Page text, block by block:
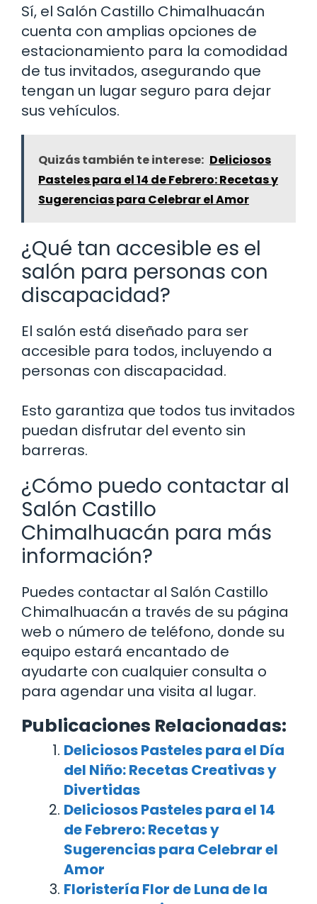
Sí, el Salón Castillo Chimalhuacán
cuenta con amplias opciones de
estacionamiento para la comodidad
de tus invitados, asegurando que
tengan un lugar seguro para dejar
sus vehículos.
Quizás también te interese: Deliciosos
Pasteles para el 14 de Febrero: Recetas y
Sugerencias para Celebrar el Amor
¿Qué tan accesible es el
salón para personas con
discapacidad?
El salón está diseñado para ser
accesible para todos, incluyendo a
personas con discapacidad.
Esto garantiza que todos tus invitados
puedan disfrutar del evento sin
barreras.
¿Cómo puedo contactar al
Salón Castillo
Chimalhuacán para más
información?
Puedes contactar al Salón Castillo
Chimalhuacán a través de su página
web o número de teléfono, donde su
equipo estará encantado de
ayudarte con cualquier consulta o
para agendar una visita al lugar.
Publicaciones Relacionadas:
Deliciosos Pasteles para el Día
del Niño: Recetas Creativas y
Divertidas
Deliciosos Pasteles para el 14
de Febrero: Recetas y
Sugerencias para Celebrar el
Amor
Floristería Flor de Luna de la